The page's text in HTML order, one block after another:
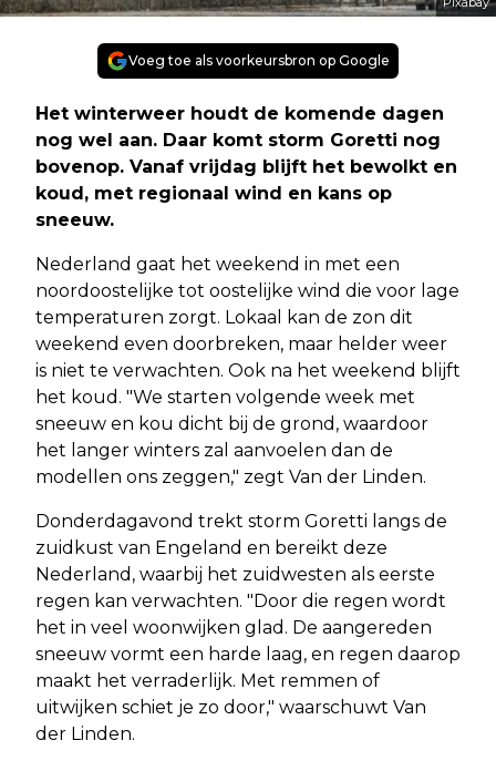
Voeg toe als voorkeursbron op Google
Het winterweer houdt de komende dagen
nog wel aan. Daar komt storm Goretti nog
bovenop. Vanaf vrijdag blijft het bewolkt en
koud, met regionaal wind en kans op
sneeuw.
Nederland gaat het weekend in met een
noordoostelijke tot oostelijke wind die voor lage
temperaturen zorgt. Lokaal kan de zon dit
weekend even doorbreken, maar helder weer
is niet te verwachten. Ook na het weekend blijft
het koud. "We starten volgende week met
sneeuw en kou dicht bij de grond, waardoor
het langer winters zal aanvoelen dan de
modellen ons zeggen," zegt Van der Linden.
Donderdagavond trekt storm Goretti langs de
zuidkust van Engeland en bereikt deze
Nederland, waarbij het zuidwesten als eerste
regen kan verwachten. "Door die regen wordt
het in veel woonwijken glad. De aangereden
sneeuw vormt een harde laag, en regen daarop
maakt het verraderlijk. Met remmen of
uitwijken schiet je zo door," waarschuwt Van
der Linden.